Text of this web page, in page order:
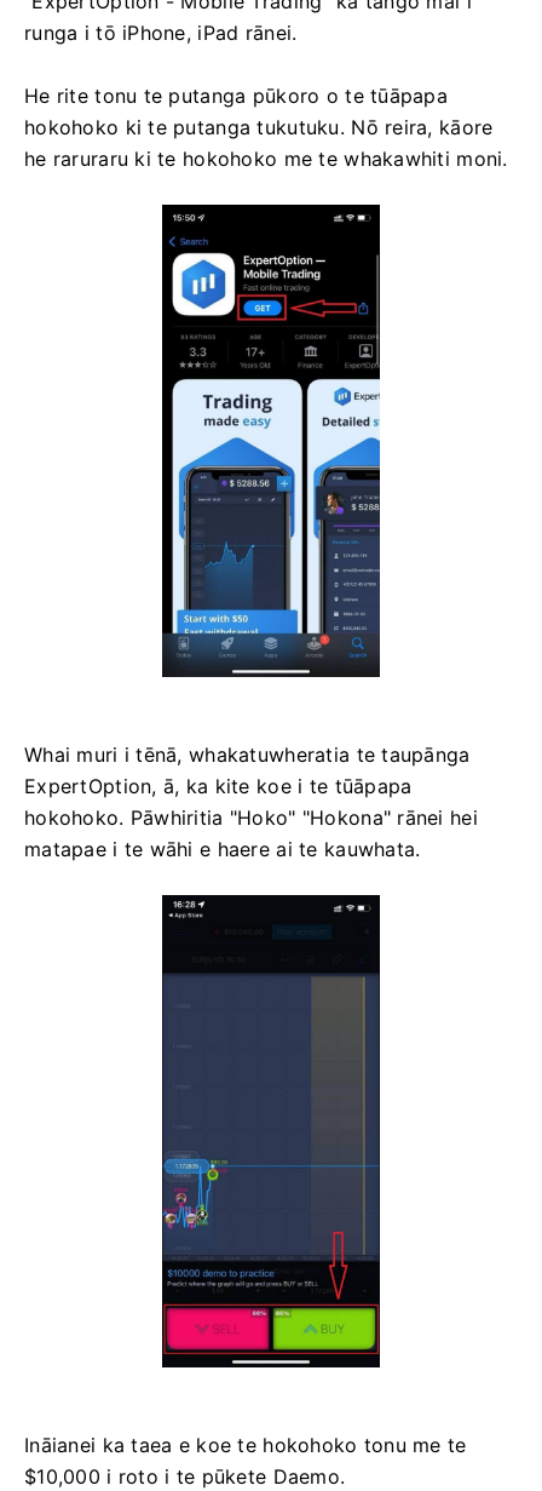
runga i tō iPhone, iPad rānei.
He rite tonu te putanga pūkoro o te tūāpapa
hokohoko ki te putanga tukutuku. Nō reira, kāore
he raruraru ki te hokohoko me te whakawhiti moni.
Whai muri i tēnā, whakatuwheratia te taupānga
ExpertOption, ā, ka kite koe i te tūāpapa
hokohoko. Pāwhiritia "Hoko" "Hokona" rānei hei
matapae i te wāhi e haere ai te kauwhata.
Ināianei ka taea e koe te hokohoko tonu me te
$10,000 i roto i te pūkete Daemo.